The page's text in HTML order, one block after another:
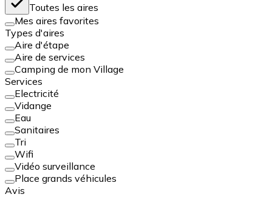
Toutes les aires
Mes aires favorites
Types d'aires
Aire d'étape
Aire de services
Camping de mon Village
Services
Electricité
Vidange
Eau
Sanitaires
Tri
Wifi
Vidéo surveillance
Place grands véhicules
Avis